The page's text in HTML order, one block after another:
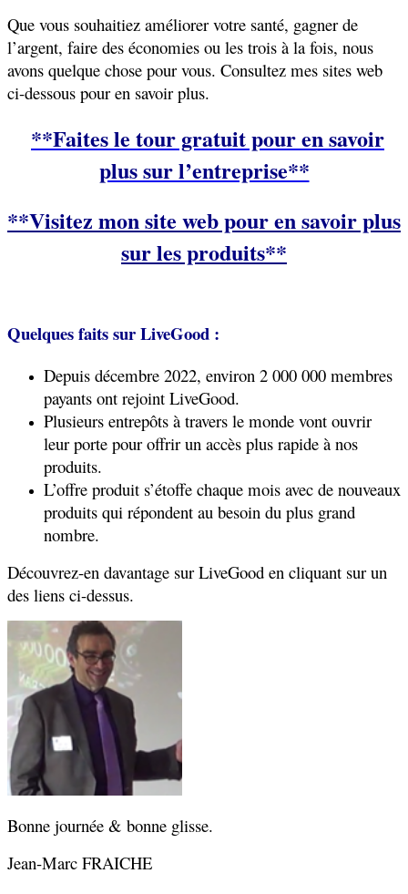
Que vous souhaitiez améliorer votre santé, gagner de
l’argent, faire des économies ou les trois à la fois, nous
avons quelque chose pour vous. Consultez mes sites web
ci-dessous pour en savoir plus.
**Faites le tour gratuit pour en savoir
plus sur l’entreprise**
**Visitez mon site web pour en savoir plus
sur les produits**
Quelques faits sur LiveGood :
Depuis décembre 2022, environ 2 000 000 membres
payants ont rejoint LiveGood.
Plusieurs entrepôts à travers le monde vont ouvrir
leur porte pour offrir un accès plus rapide à nos
produits.
L’offre produit s’étoffe chaque mois avec de nouveaux
produits qui répondent au besoin du plus grand
nombre.
Découvrez-en davantage sur LiveGood en cliquant sur un
des liens ci-dessus.
Bonne journée & bonne glisse.
Jean-Marc FRAICHE